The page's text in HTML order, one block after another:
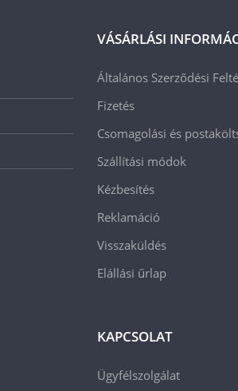
VÁSÁRLÁSI
Általános Szerződési
Fizetés
Csomagolási és
Szállítási módok
Kézbesítés
Reklamáció
Visszaküldés
Elállási űrlap
KAPCSOLAT
Ügyfélszolgálat